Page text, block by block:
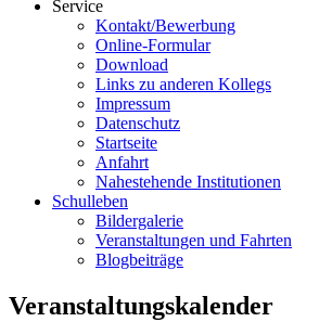
Service
Kontakt/Bewerbung
Online-Formular
Download
Links zu anderen Kollegs
Impressum
Datenschutz
Startseite
Anfahrt
Nahestehende Institutionen
Schulleben
Bildergalerie
Veranstaltungen und Fahrten
Blogbeiträge
Veranstaltungskalender